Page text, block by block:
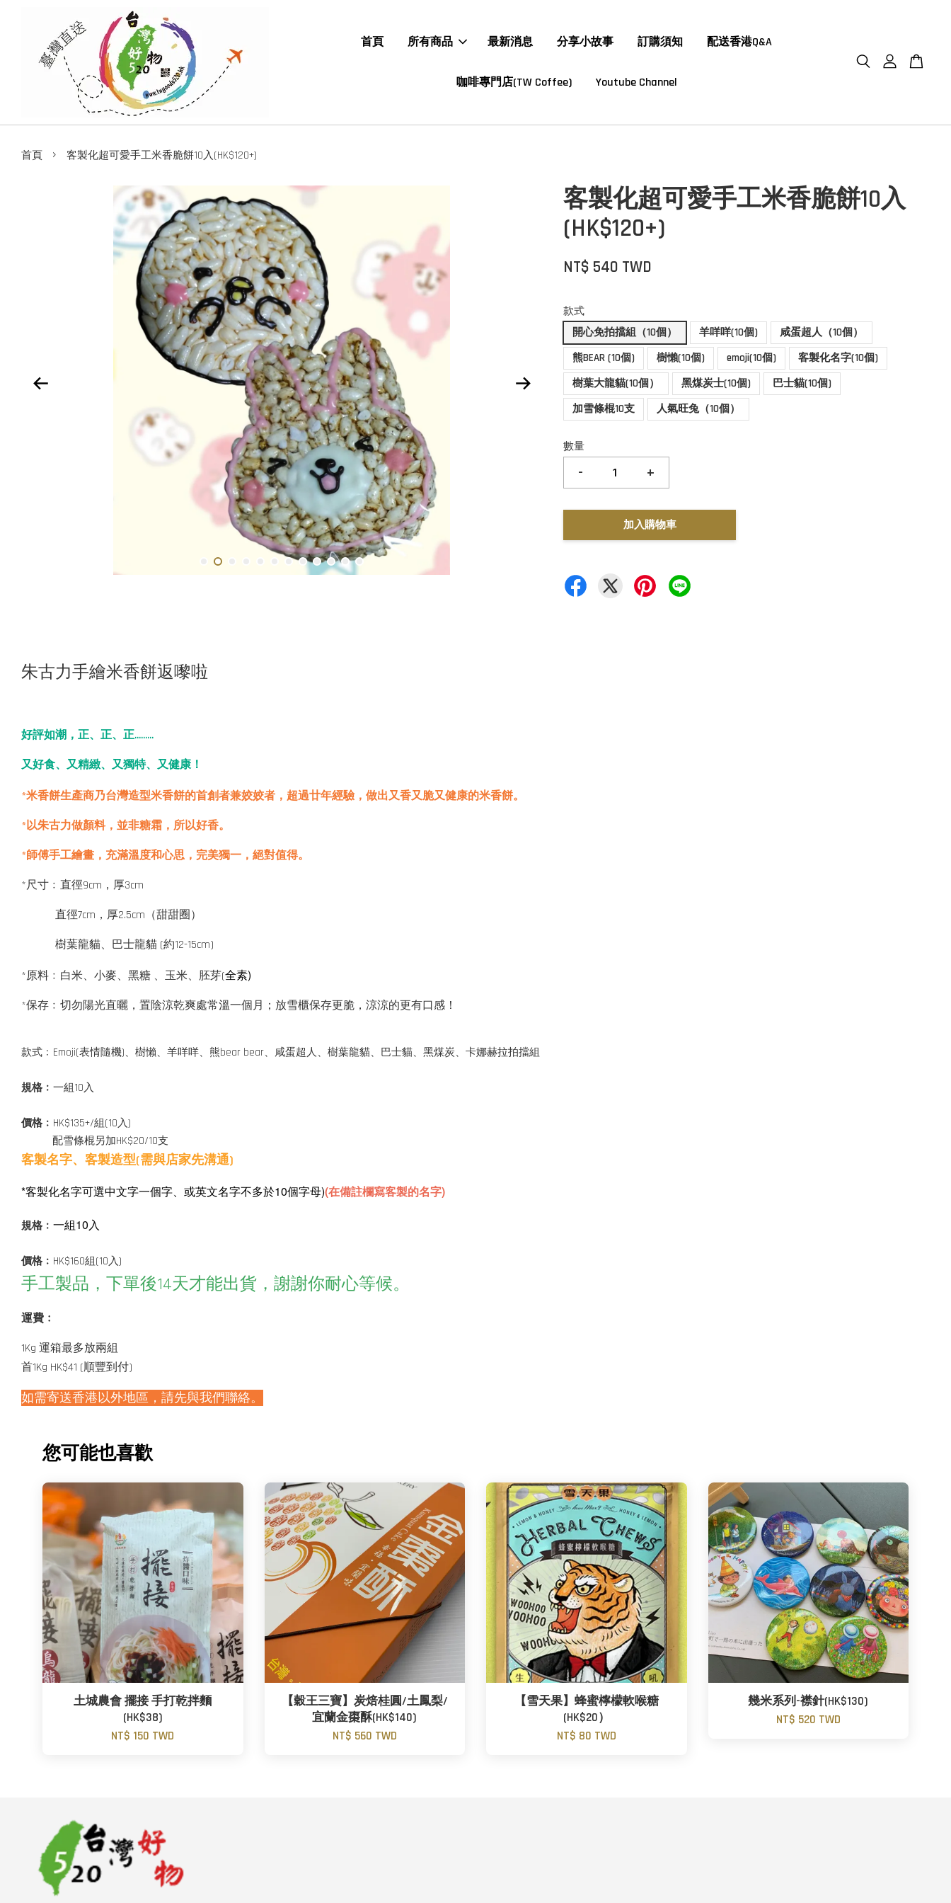
首頁 所有商品 最新消息 分享小故事 訂購須知 配送香港Q&A
咖啡專門店(TW Coffee) Youtube Channel
首頁 › 客製化超可愛手工米香脆餅10入(HK$120+)
客製化超可愛手工米香脆餅10入
(HK$120+)
NT$ 540 TWD
款式
開心免拍擋組（10個）
羊咩咩(10個)
咸蛋超人（10個）
熊BEAR (10個)
樹懶(10個) emoji(10個)
客製化名字(10個)
樹葉大龍貓(10個）
黑煤炭士(10個)
巴士貓(10個)
加雪條棍10支
人氣旺兔（10個）
數量
- +
加入購物車
朱古力手繪米香餅返嚟啦
好評如潮，正、正、正.........
又好食、又精緻、又獨特、又健康！
*米香餅生產商乃台灣造型米香餅的首創者兼姣姣者，超過廿年經驗，做出又香又脆又健康的米香餅。
*以朱古力做顏料，並非糖霜 ，所以好香。
*師傅手工繪畫，充滿溫度和心思，完美獨一， 絕對值得。
*尺寸﹕直徑9cm，厚3cm
直徑7cm，厚2.5cm（甜甜圈）
樹葉龍貓、巴士龍貓 (約12-15cm)
*原料﹕白米、小麥、黑糖 、玉米、胚芽(全素)
*保存﹕切勿陽光直曬，置陰涼乾爽處常溫一個月；放雪櫃保存更脆，涼涼的更有口感！
款式﹕Emoji(表情隨機)、樹懶、羊咩咩、熊bear bear、咸蛋超人、樹葉龍貓、巴士貓、黑煤炭、卡娜赫拉拍擋組
規格﹕ 一組10入
價格﹕ HK$135+/組(10入)
配雪條棍另加HK$20/10支
客製名字、客製造型(需與店家先溝通)
*客製化名字可選中文字一個字、或英文名字不多於10個字母)(在備註欄寫客製的名字)
規格﹕ 一組10入
價格﹕ HK$160組(10入)
手工製品，下單後14天才能出貨，謝謝你耐心等候。
運費﹕
1Kg 運箱最多放兩組
首1Kg HK$41 (順豐到付)
如需寄送香港以外地區，請先與我們聯絡。
您可能也喜歡
土城農會 擺接 手打乾拌麵
(HK$38)
NT$ 150 TWD
【穀王三寶】炭焙桂圓/土鳳梨/
宜蘭金棗酥(HK$140)
NT$ 560 TWD
【雪天果】蜂蜜檸檬軟喉糖
(HK$20）
NT$ 80 TWD
幾米系列-襟針(HK$130)
NT$ 520 TWD